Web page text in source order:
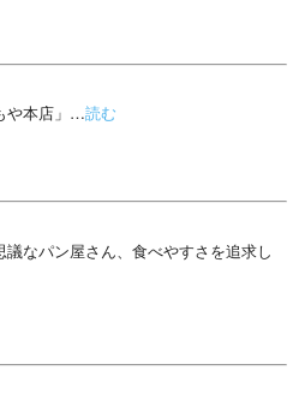
や本店」…読む
なパン屋さん、食べやすさを追求し